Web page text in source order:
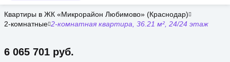
Квартиры в ЖК «Микрорайон Любимово» (Краснодар)
2-комнатные 2-комнатная квартира, 36.21 м², 24/24 этаж
6 065 701 руб.